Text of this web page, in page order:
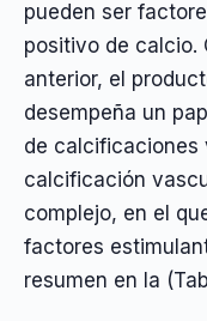
pueden ser
positivo de calcio.
anterior, el
desempeña un
de calcificaciones
calcificación
complejo, en el
factores
resumen en la